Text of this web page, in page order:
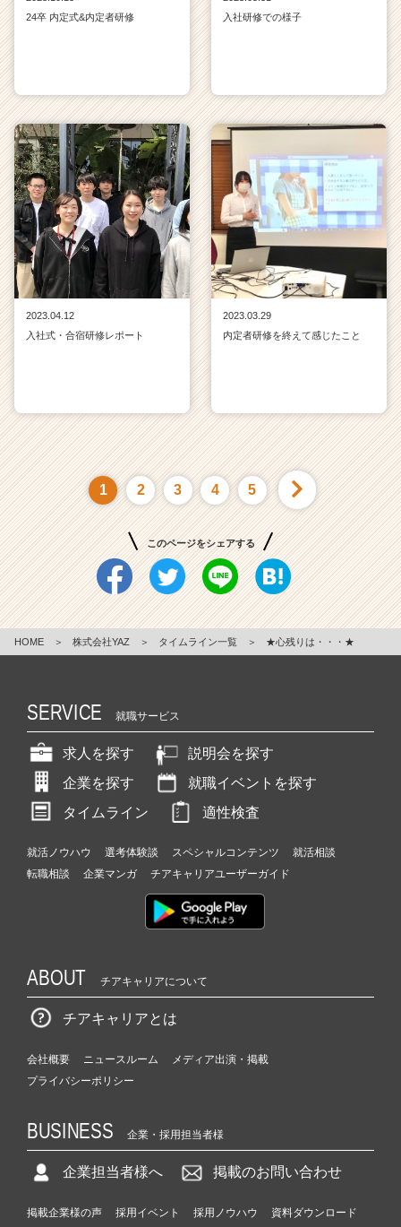
24卒 内定式&内定者研修
入社研修での様子
2023.04.12
入社式・合宿研修レポート
2023.03.29
内定者研修を終えて感じたこと
1 2 3 4 5
このページをシェアする
HOME ＞ 株式会社YAZ ＞ タイムライン一覧 ＞ ★心残りは・・・★
SERVICE 就職サービス
求人を探す
説明会を探す
企業を探す
就職イベントを探す
タイムライン
適性検査
就活ノウハウ 選考体験談 スペシャルコンテンツ
就活相談
転職相談
企業マンガ チアキャリアユーザーガイド
ABOUT チアキャリアについて
チアキャリアとは
会社概要 ニュースルーム
メディア出演・掲載
プライバシーポリシー
BUSINESS 企業・採用担当者様
企業担当者様へ 掲載のお問い合わせ
掲載企業様の声 採用イベント 採用ノウハウ 資料ダウンロード